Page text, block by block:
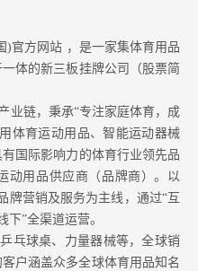
)官方网站 ，是一家集体育用品
体的新三板挂牌公司（股票简
业链，秉承“专注家庭体育，成
体育运动用品、智能运动器械
国际影响力的体育行业领先品
动用品供应商（品牌商）。以
牌营销及服务为主线，通过“互
下”全渠道运营。
乓球桌、力量器械等，全球销
户涵盖众多全球体育用品知名